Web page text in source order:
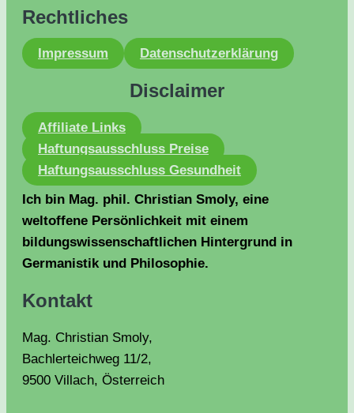
Rechtliches
Impressum Datenschutzerklärung
Disclaimer
Affiliate Links
Haftungsausschluss Preise
Haftungsausschluss Gesundheit
Ich bin Mag. phil. Christian Smoly, eine
weltoffene Persönlichkeit mit einem
bildungswissenschaftlichen Hintergrund in
Germanistik und Philosophie.
Kontakt
Mag. Christian Smoly,
Bachlerteichweg 11/2,
9500 Villach, Österreich